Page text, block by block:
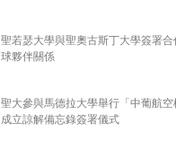
聖若瑟大學與聖奧古斯丁大學簽署
球夥伴關係
聖大參與馬德拉大學舉行「中葡航空
成立諒解備忘錄簽署儀式